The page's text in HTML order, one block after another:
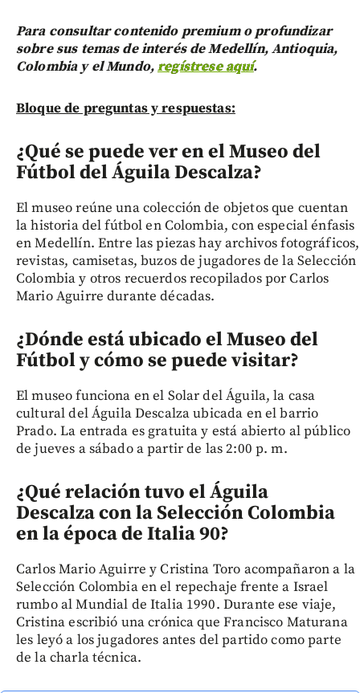
Para consultar contenido premium o profundizar
sobre sus temas de interés de Medellín, Antioquia,
Colombia y el Mundo,regístrese aquí.
Bloque de preguntas y respuestas:
¿Qué se puede ver en el Museo del
Fútbol del Águila Descalza?
El museo reúne una colección de objetos que cuentan
la historia del fútbol en Colombia, con especial énfasis
en Medellín. Entre las piezas hay archivos fotográficos,
revistas, camisetas, buzos de jugadores de la Selección
Colombia y otros recuerdos recopilados por Carlos
Mario Aguirre durante décadas.
¿Dónde está ubicado el Museo del
Fútbol y cómo se puede visitar?
El museo funciona en el Solar del Águila, la casa
cultural del Águila Descalza ubicada en el barrio
Prado. La entrada es gratuita y está abierto al público
de jueves a sábado a partir de las 2:00 p. m.
¿Qué relación tuvo el Águila
Descalza con la Selección Colombia
en la época de Italia 90?
Carlos Mario Aguirre y Cristina Toro acompañaron a la
Selección Colombia en el repechaje frente a Israel
rumbo al Mundial de Italia 1990. Durante ese viaje,
Cristina escribió una crónica que Francisco Maturana
les leyó a los jugadores antes del partido como parte
de la charla técnica.